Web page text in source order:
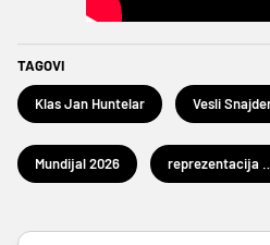
TAGOVI
Klas Jan Huntelar Vesli
Mundijal 2026